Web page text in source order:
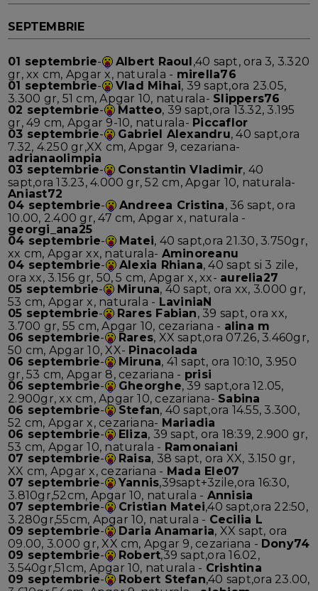
SEPTEMBRIE
01 septembrie- Albert Raoul,40 sapt, ora 3, 3.320
gr, xx cm, Apgar x, naturala - mirella76
01 septembrie- Vlad Mihai, 39 sapt,ora 23.05,
3.300 gr, 51 cm, Apgar 10, naturala- Slippers76
02 septembrie- Matteo, 39 sapt,ora 13.32, 3.195
gr, 49 cm, Apgar 9-10, naturala- Piccaflor
03 septembrie- Gabriel Alexandru, 40 sapt,ora
7.32, 4.250 gr,XX cm, Apgar 9, cezariana-
adrianaolimpia
03 septembrie- Constantin Vladimir, 40
sapt,ora 13.23, 4.000 gr, 52 cm, Apgar 10, naturala-
Aniast72
04 septembrie- Andreea Cristina, 36 sapt, ora
10.00, 2.400 gr, 47 cm, Apgar x, naturala -
georgi_ana25
04 septembrie- Matei, 40 sapt,ora 21.30, 3.750gr,
xx cm, Apgar xx, naturala- Aminoreanu
04 septembrie- Alexia Rhiana, 40 sapt si 3 zile,
ora xx, 3.156 gr, 50, 5 cm, Apgar x, xx- aurelia27
05 septembrie- Miruna, 40 sapt, ora xx, 3.000 gr,
53 cm, Apgar x, naturala - LaviniaN
05 septembrie- Rares Fabian, 39 sapt, ora xx,
3.700 gr, 55 cm, Apgar 10, cezariana - alina m
06 septembrie- Rares, XX sapt,ora 07.26, 3.460gr,
50 cm, Apgar 10, XX- Pinacolada
06 septembrie- Miruna, 41 sapt, ora 10:10, 3.950
gr, 53 cm, Apgar 8, cezariana - prisi
06 septembrie- Gheorghe, 39 sapt,ora 12.05,
2.900gr, xx cm, Apgar 10, cezariana- Sabina
06 septembrie- Stefan, 40 sapt,ora 14.55, 3.300,
52 cm, Apgar x, cezariana- Mariadia
06 septembrie- Eliza, 39 sapt, ora 18:39, 2.900 gr,
53 cm, Apgar 10, naturala - Ramonaiani
07 septembrie- Raisa, 38 sapt, ora XX, 3.150 gr,
XX cm, Apgar x, cezariana - Mada Ele07
07 septembrie- Yannis,39sapt+3zile,ora 16:30,
3.810gr,52cm, Apgar 10, naturala - Annisia
07 septembrie- Cristian Matei,40 sapt,ora 22:50,
3.280gr,55cm, Apgar 10, naturala - Cecilia L
09 septembrie- Daria Anamaria, XX sapt, ora
09.00, 3.000 gr, XX cm, Apgar 9, cezariana - Dony74
09 septembrie- Robert,39 sapt,ora 16.02,
3.540gr,51cm, Apgar 10, naturala - Crishtina
09 septembrie- Robert Stefan,40 sapt,ora 23.00,